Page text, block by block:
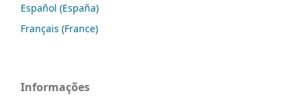
Español (España)
Français (France)
Informações